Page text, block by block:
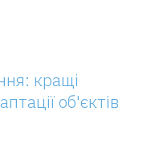
кращі
об'єктів